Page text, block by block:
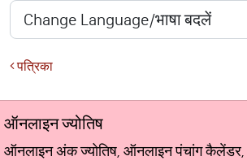
पत्रिका
ऑनलाइन ज्योतिष
ऑनलाइन अंक ज्योतिष, ऑनलाइन पंचांग कैलेंडर,